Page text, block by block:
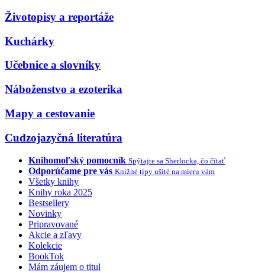
Životopisy a reportáže
Kuchárky
Učebnice a slovníky
Náboženstvo a ezoterika
Mapy a cestovanie
Cudzojazyčná literatúra
Knihomoľský pomocník Spýtajte sa Sherlocka, čo čítať
Odporúčame pre vás Knižné tipy ušité na mieru vám
Všetky knihy
Knihy roka 2025
Bestsellery
Novinky
Pripravované
Akcie a zľavy
Kolekcie
BookTok
Mám záujem o titul